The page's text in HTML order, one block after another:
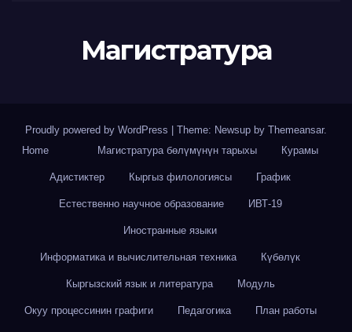
Магистратура
Proudly powered by WordPress Theme: Newsup by Themeansar.
Home
Магистратура бөлүмүнүн тарыхы Курамы
Адистиктер Кыргыз филологиясы График
Естественно научное образование ИВТ-19
Иностранные языки
Информатика и вычислительная техника Күбөлүк
Кыргызский язык и литература Модуль
Окуу процессинин графиги Педагогика План работы